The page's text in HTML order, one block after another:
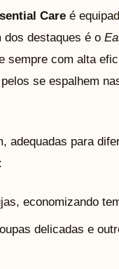
Care é
dos destaques é o
sempre com alta
se espalhem
adequadas para
economizando
delicadas e